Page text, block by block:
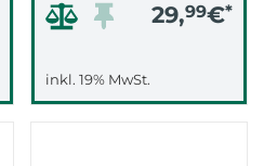
29,99€*
inkl. 19% MwSt.